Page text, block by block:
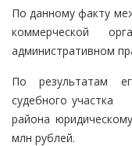
По данному факту
коммерческой
административном
По результатам
судебного
района
млн рублей.